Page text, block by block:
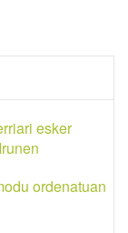
esker
ordenatuan